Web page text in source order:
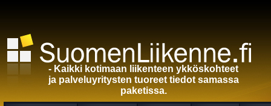
- Kaikki kotimaan liikenteen ykköskohteet
ja palveluyritysten tuoreet tiedot samassa
paketissa.